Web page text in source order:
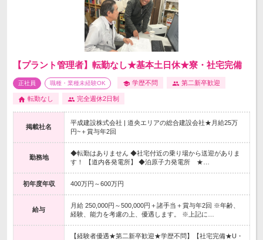
【プラント管理者】転勤なし★基本土日休★寮・社宅完備
正社員 職種・業種未経験OK 学歴不問 第二新卒歓迎
転勤なし 完全週休2日制
掲載社名
平成建設株式会社 | 道央エリアの総合建設会社★月給25万
円~＋賞与年2回
勤務地
◆転勤はありません ◆社宅付近の乗り場から送迎がありま
す！ 【道内各発電所】 ◆泊原子力発電所 ★…
初年度年収 400万円～600万円
給与
月給 250,000円～500,000円＋諸手当＋賞与年2回 ※年齢、
経験、能力を考慮の上、優遇します。 ※上記に…
【経験者優遇★第二新卒歓迎★学歴不問】【社宅完備★U・